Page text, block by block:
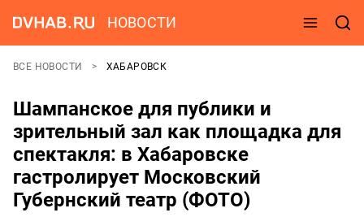
НОВОСТИ
ВСЕ НОВОСТИ ХАБАРОВСК
Шампанское для публики и
зрительный зал как площадка для
спектакля: в Хабаровске
гастролирует Московский
Губернский театр (ФОТО)